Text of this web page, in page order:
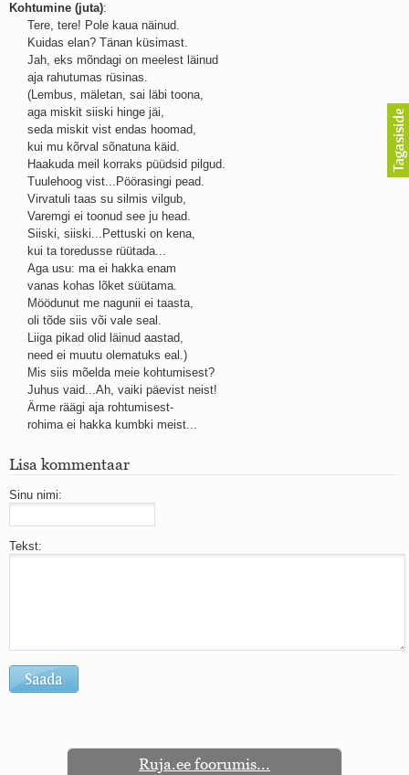
Kassimäng
Läänemere lained
Üle müüri
Valgusemaastikud
Kaks pihtimust
Ahtumine
Braueri lint
Kohtumine (juta):
Tere, tere! Pole kaua näinud.
Kuidas elan? Tänan küsimast.
Jah, eks mõndagi on meelest läinud
aja rahutumas rüsinas.
(Lembus, mäletan, sai läbi toona,
aga miskit siiski hinge jäi,
seda miskit vist endas hoomad,
kui mu kõrval sõnatuna käid.
Haakuda meil korraks püüdsid pilgud.
Tuulehoog vist...Pöörasingi pead.
Virvatuli taas su silmis vilgub,
Varemgi ei toonud see ju head.
Siiski, siiski...Pettuski on kena,
kui ta toredusse rüütada...
Aga usu: ma ei hakka enam
vanas kohas lõket süütama.
Möödunut me nagunii ei taasta,
oli tõde siis või vale seal.
Liiga pikad olid läinud aastad,
need ei muutu olematuks eal.)
Mis siis mõelda meie kohtumisest?
Juhus vaid...Ah, vaiki päevist neist!
Ärme räägi aja rohtumisest-
rohima ei hakka kumbki meist...
Lisa kommentaar
Sinu nimi:
Tekst:
Ruja.ee foorumis...